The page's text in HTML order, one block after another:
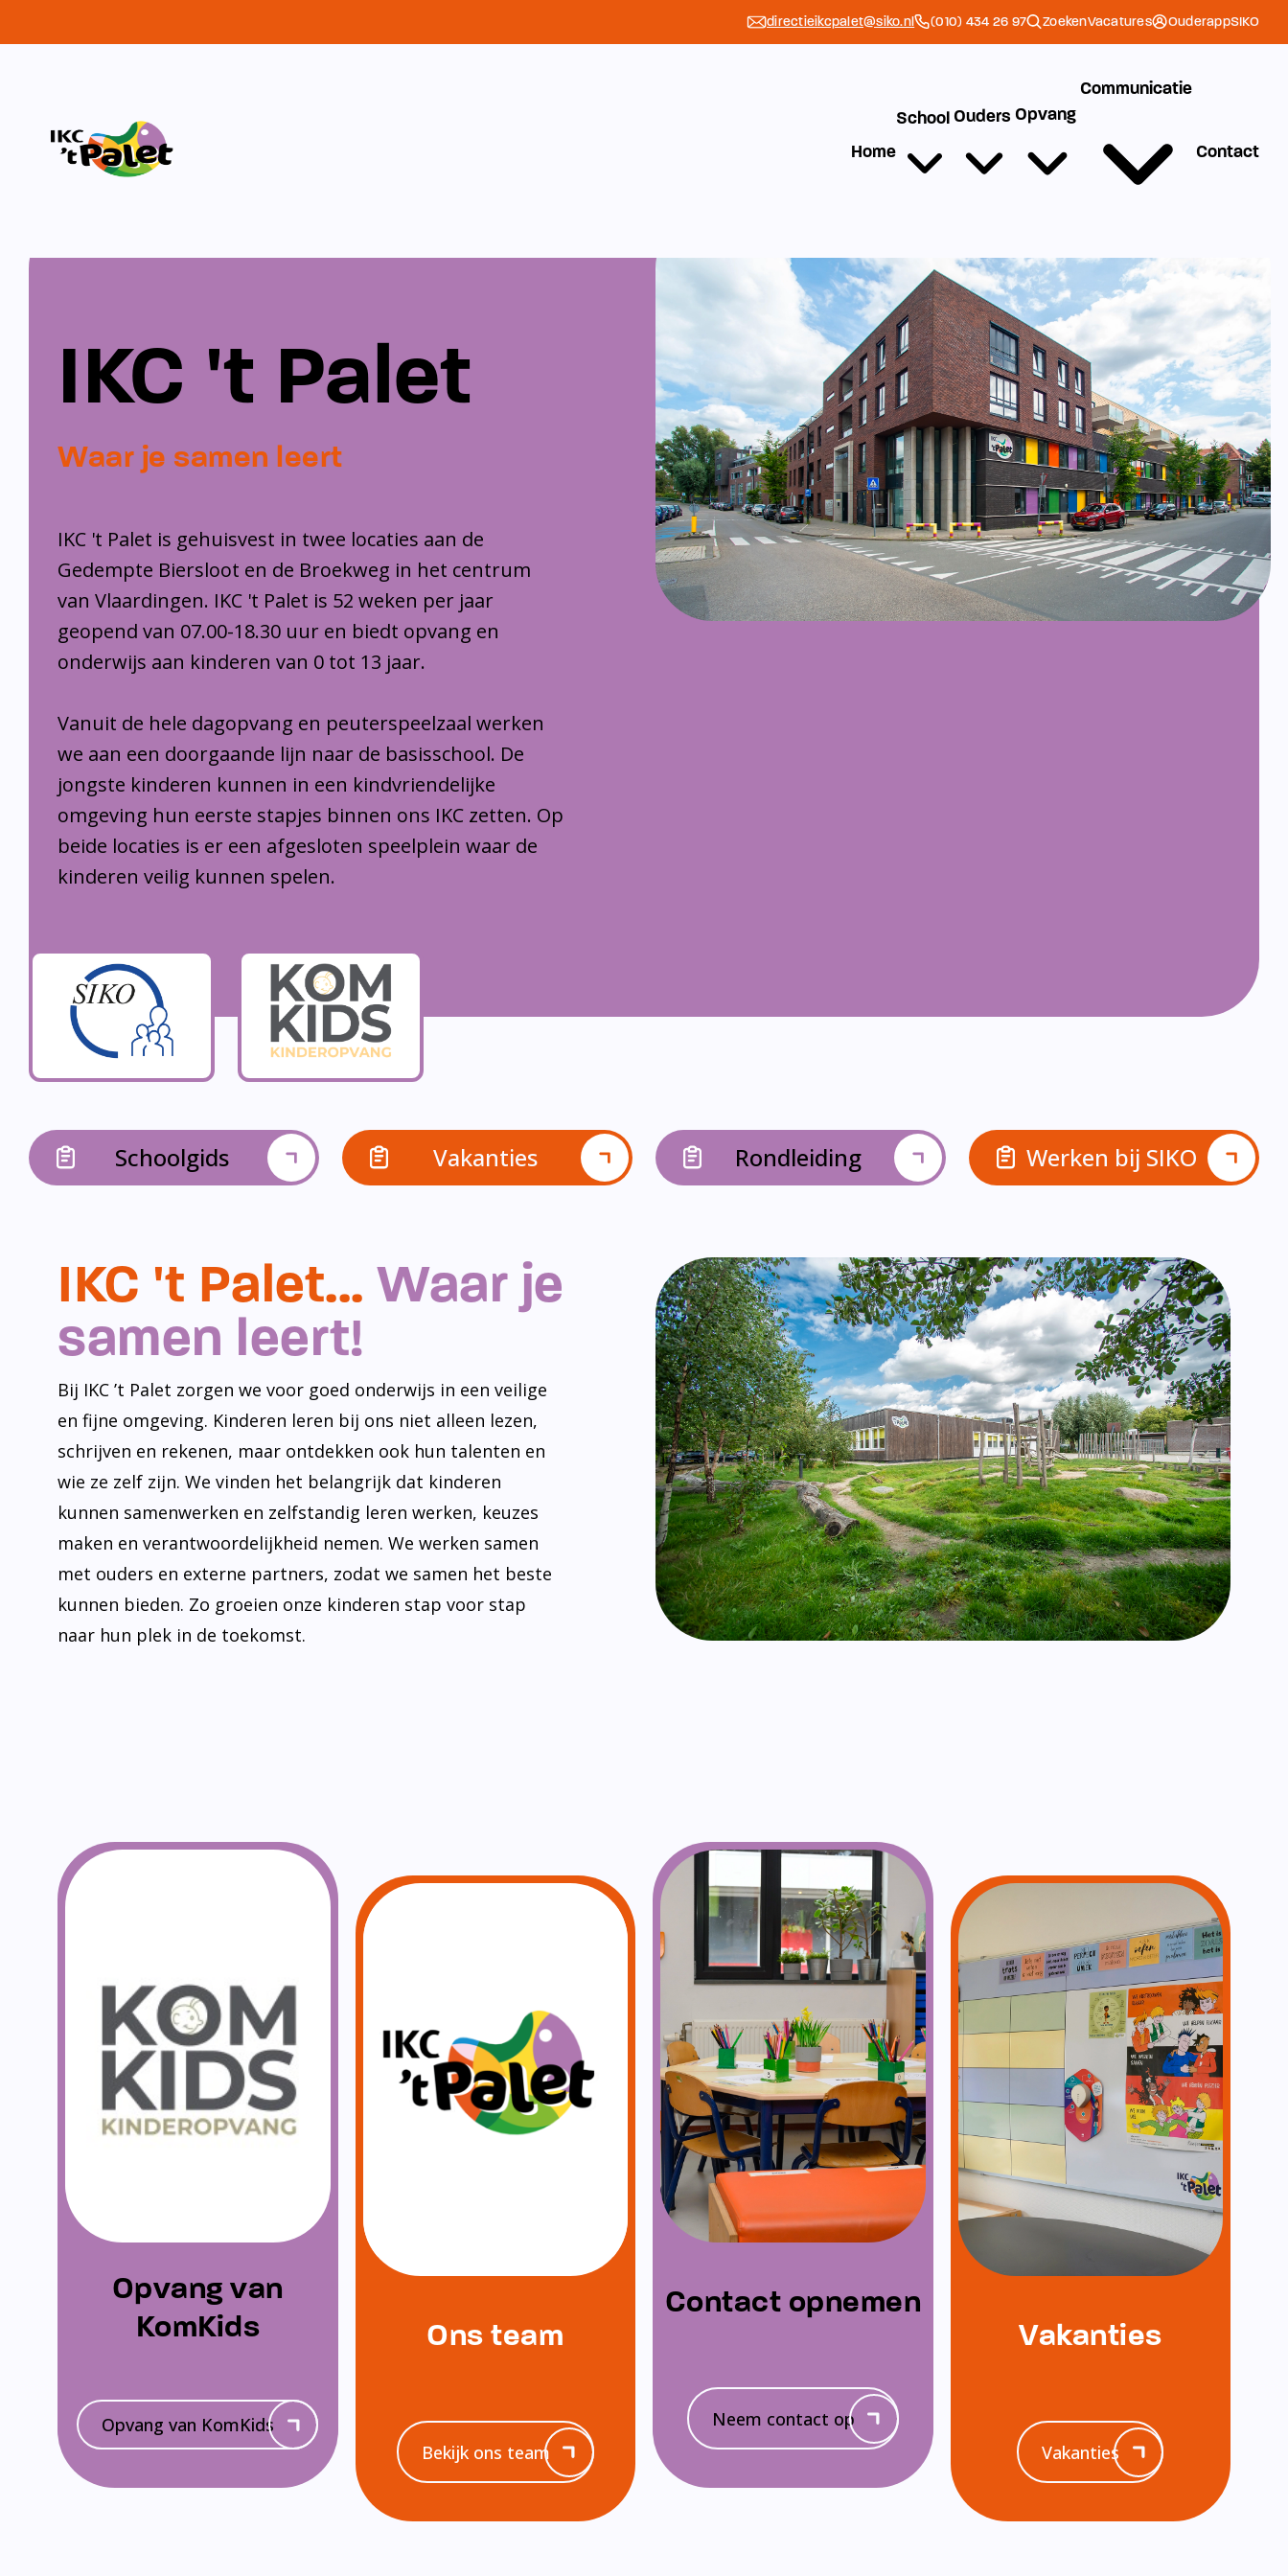
directieikcpalet@siko.nl (010) 434 26 97 ZoekenVacatures OuderappSIKO
Home
School Ouders Opvang
Communicatie
Contact
IKC 't Palet
Waar je samen leert
IKC 't Palet is gehuisvest in twee locaties aan de
Gedempte Biersloot en de Broekweg in het centrum
van Vlaardingen. IKC 't Palet is 52 weken per jaar
geopend van 07.00-18.30 uur en biedt opvang en
onderwijs aan kinderen van 0 tot 13 jaar.
Vanuit de hele dagopvang en peuterspeelzaal werken
we aan een doorgaande lijn naar de basisschool. De
jongste kinderen kunnen in een kindvriendelijke
omgeving hun eerste stapjes binnen ons IKC zetten. Op
beide locaties is er een afgesloten speelplein waar de
kinderen veilig kunnen spelen.
Schoolgids Vakanties Rondleiding Werken bij SIKO
IKC 't Palet... Waar je
samen leert!
Bij IKC ’t Palet zorgen we voor goed onderwijs in een veilige
en fijne omgeving. Kinderen leren bij ons niet alleen lezen,
schrijven en rekenen, maar ontdekken ook hun talenten en
wie ze zelf zijn. We vinden het belangrijk dat kinderen
kunnen samenwerken en zelfstandig leren werken, keuzes
maken en verantwoordelijkheid nemen. We werken samen
met ouders en externe partners, zodat we samen het beste
kunnen bieden. Zo groeien onze kinderen stap voor stap
naar hun plek in de toekomst.
Opvang van
KomKids
Opvang van KomKids
Ons team
Bekijk ons team
Contact opnemen
Neem contact op
Vakanties
Vakanties